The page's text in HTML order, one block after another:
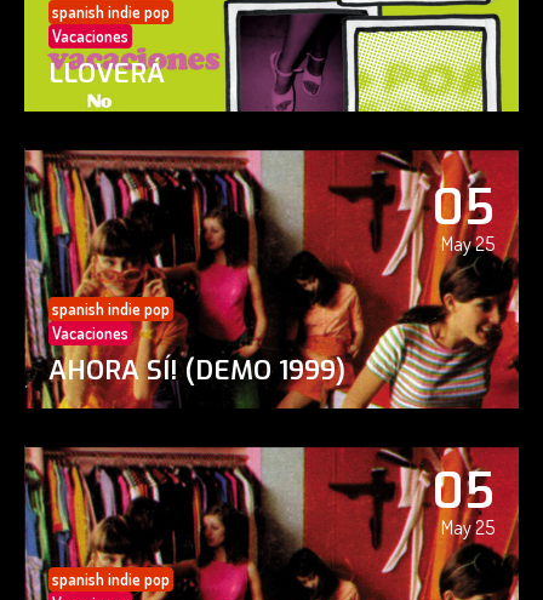
spanish indie pop
Vacaciones
LLOVERÁ
05
May 25
spanish indie pop
Vacaciones
AHORA SÍ! (DEMO 1999)
05
May 25
spanish indie pop